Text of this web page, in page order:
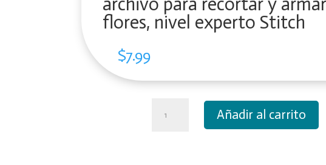
archivo para recortar y
flores, nivel experto Stitch
$7.99
para
Añadir al carrito